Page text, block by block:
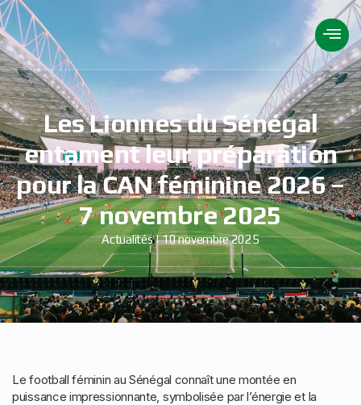
Les Lionnes du Sénégal
entament leur préparation
pour la CAN féminine 2026 –
7 novembre 2025
Actualités 10 novembre 2025
Le football féminin au Sénégal connaît une montée en
puissance impressionnante, symbolisée par l’énergie et la